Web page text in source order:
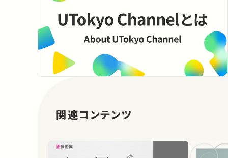
関連コンテンツ